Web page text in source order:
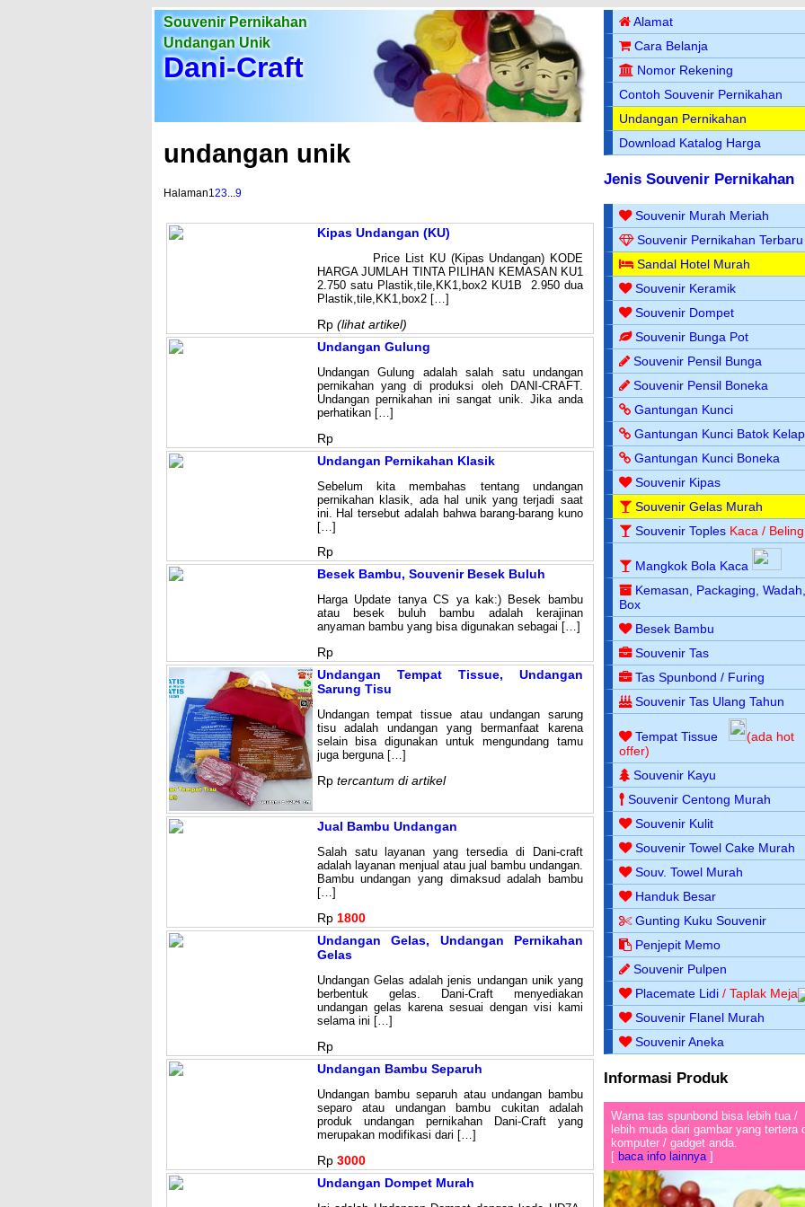
Souvenir Pernikahan
Undangan Unik
Dani-Craft
undangan unik
Halaman1 23 9
Kipas Undangan (KU)
Price List KU (Kipas Undangan) KODE
HARGA JUMLAH TINTA PILIHAN KEMASAN KU1
2.750 satu Plastik,tile,KK1,box2 KU1B 2.950 dua
Plastik,tile,KK1,box2 […]
Rp (lihat artikel)
Undangan Gulung
Undangan Gulung adalah salah satu undangan
pernikahan yang di produksi oleh DANI-CRAFT.
Undangan pernikahan ini sangat unik. Jika anda
perhatikan […]
Rp
Undangan Pernikahan Klasik
Sebelum kita membahas tentang undangan
pernikahan klasik, ada hal unik yang terjadi saat
ini. Hal tersebut adalah bahwa barang-barang kuno
[…]
Rp
Besek Bambu, Souvenir Besek Buluh
Harga Update tanya CS ya kak:) Besek bambu
atau besek buluh bambu adalah kerajinan
anyaman bambu yang bisa digunakan sebagai […]
Rp
Undangan Tempat Tissue, Undangan
Sarung Tisu
Undangan tempat tissue atau undangan sarung
tisu adalah undangan yang bermanfaat karena
selain bisa digunakan untuk mengundang tamu
juga berguna […]
Rp tercantum di artikel
Jual Bambu Undangan
Salah satu layanan yang tersedia di Dani-craft
adalah layanan menjual atau jual bambu undangan.
Bambu undangan yang dimaksud adalah bambu
[…]
Rp 1800
Undangan Gelas, Undangan Pernikahan
Gelas
Undangan Gelas adalah jenis undangan unik yang
berbentuk gelas. Dani-Craft menyediakan
undangan gelas karena sesuai dengan visi kami
selama ini […]
Rp
Undangan Bambu Separuh
Undangan bambu separuh atau undangan bambu
separo atau undangan bambu cukitan adalah
produk undangan pernikahan Dani-Craft yang
merupakan modifikasi dari […]
Rp 3000
Undangan Dompet Murah
Alamat
Cara Belanja
Nomor Rekening
Contoh Souvenir Pernikahan
Undangan Pernikahan
Download Katalog Harga
Jenis Souvenir Pernikahan
Souvenir Murah Meriah
Souvenir Pernikahan Terbaru
Sandal Hotel Murah
Souvenir Keramik
Souvenir Dompet
Souvenir Bunga Pot
Souvenir Pensil Bunga
Souvenir Pensil Boneka
Gantungan Kunci
Gantungan Kunci Batok
Gantungan Kunci Boneka
Souvenir Kipas
Souvenir Gelas Murah
Souvenir Toples Kaca / Beling
Mangkok Bola Kaca
Kemasan, Packaging,
Box
Besek Bambu
Souvenir Tas
Tas Spunbond / Furing
Souvenir Tas Ulang Tahun
Tempat Tissue
(ada hot
offer)
Souvenir Kayu
Souvenir Centong Murah
Souvenir Kulit
Souvenir Towel Cake Murah
Souv. Towel Murah
Handuk Besar
Gunting Kuku Souvenir
Penjepit Memo
Souvenir Pulpen
Placemate Lidi / Taplak Meja
Souvenir Flanel Murah
Souvenir Aneka
Informasi Produk
Warna tas spunbond bisa lebih tua /
lebih muda dari gambar yang tertera
komputer / gadget anda.
[ baca info lainnya]